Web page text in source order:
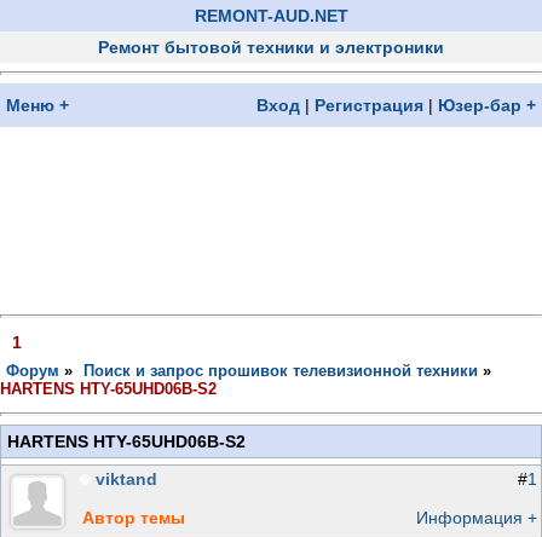
REMONT-AUD.NET
Ремонт бытовой техники и электроники
Меню + Вход | Регистрация | Юзер-бар +
1
Форум » Поиск и запрос прошивок телевизионной техники »
HARTENS HTY-65UHD06B-S2
HARTENS HTY-65UHD06B-S2
viktand
Автор темы
#1
Информация +